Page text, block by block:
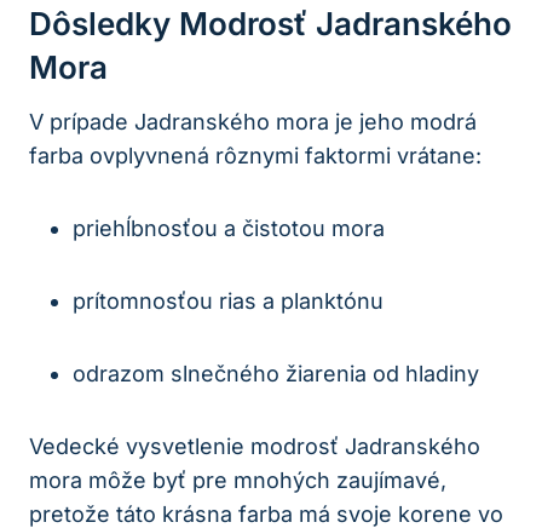
Dôsledky Modrosť Jadranského
Mora
V prípade Jadranského mora je jeho modrá
farba ovplyvnená rôznymi faktormi vrátane:
priehĺbnosťou a čistotou mora
prítomnosťou rias a planktónu
odrazom slnečného žiarenia od hladiny
Vedecké vysvetlenie modrosť Jadranského
mora môže byť pre mnohých zaujímavé,
pretože táto krásna farba má svoje korene vo